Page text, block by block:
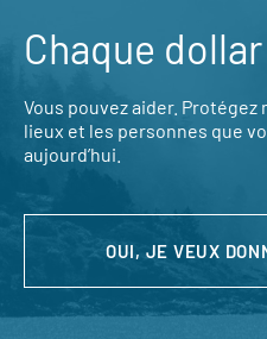
Chaque
Vous pouvez aider.
lieux et les personnes que
aujourd’hui.
OUI, JE VEUX